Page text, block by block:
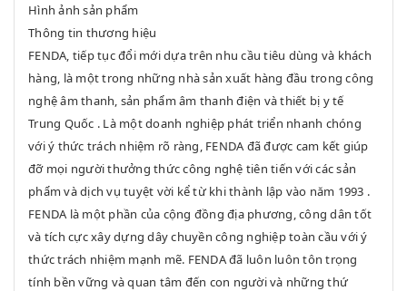
Hình ảnh sản phẩm
Thông tin thương hiệu
FENDA, tiếp tục đổi mới dựa trên nhu cầu tiêu dùng và khách
hàng, là một trong những nhà sản xuất hàng đầu trong công
nghệ âm thanh, sản phẩm âm thanh điện và thiết bị y tế
Trung Quốc . Là một doanh nghiệp phát triển nhanh chóng
với ý thức trách nhiệm rõ ràng, FENDA đã được cam kết giúp
đỡ mọi người thưởng thức công nghệ tiên tiến với các sản
phẩm và dịch vụ tuyệt vời kể từ khi thành lập vào năm 1993 .
FENDA là một phần của cộng đồng địa phương, công dân tốt
và tích cực xây dựng dây chuyền công nghiệp toàn cầu với ý
thức trách nhiệm mạnh mẽ. FENDA đã luôn luôn tôn trọng
tính bền vững và quan tâm đến con người và những thứ